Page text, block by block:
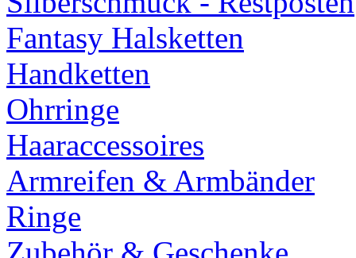
Fantasy Halsketten
Handketten
Ohrringe
Haaraccessoires
Armreifen & Armbänder
Ringe